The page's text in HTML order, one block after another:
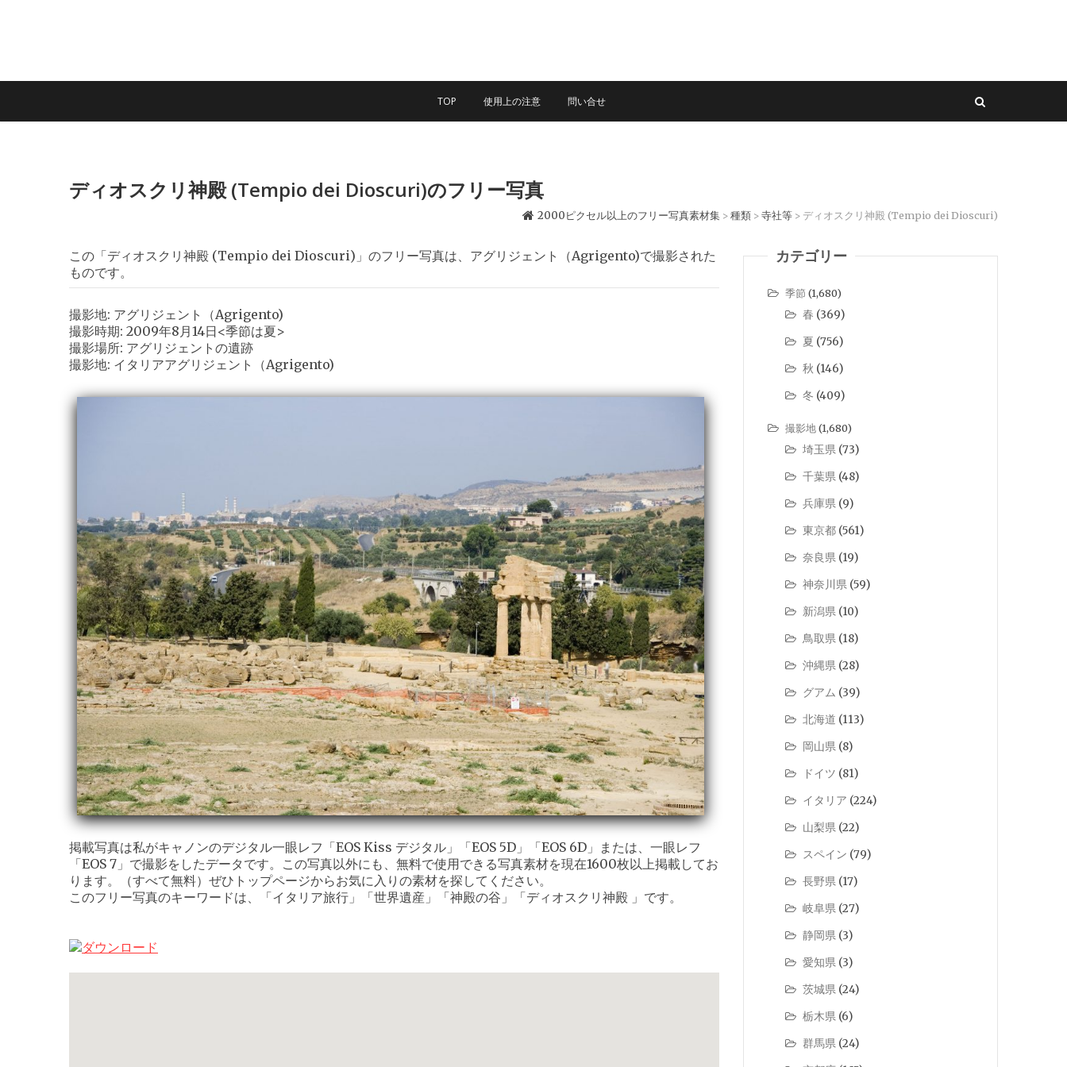
TOP 使用上の注意 問い合せ
ディオスクリ神殿 (Tempio dei Dioscuri)のフリー写真
2000ピクセル以上のフリー写真素材集 > 種類 > 寺社等 > ディオスクリ神殿 (Tempio dei Dioscuri)
この「ディオスクリ神殿 (Tempio dei Dioscuri)」のフリー写真は、アグリジェント（Agrigento)で撮影された
ものです。
撮影地: アグリジェント（Agrigento)
撮影時期: 2009年8月14日<季節は夏>
撮影場所: アグリジェントの遺跡
撮影地: イタリアアグリジェント（Agrigento)
掲載写真は私がキャノンのデジタル一眼レフ「EOS Kiss デジタル」「EOS 5D」「EOS 6D」または、一眼レフ
「EOS 7」で撮影をしたデータです。この写真以外にも、無料で使用できる写真素材を現在1600枚以上掲載してお
ります。（すべて無料）ぜひトップページからお気に入りの素材を探してください。
このフリー写真のキーワードは、「イタリア旅行」「世界遺産」「神殿の谷」「ディオスクリ神殿 」です。
カテゴリー
季節 (1,680)
春 (369)
夏 (756)
秋 (146)
冬 (409)
撮影地(1,680)
埼玉県 (73)
千葉県 (48)
兵庫県 (9)
東京都 (561)
奈良県 (19)
神奈川県 (59)
新潟県 (10)
鳥取県 (18)
沖縄県 (28)
グアム (39)
北海道 (113)
岡山県 (8)
ドイツ (81)
イタリア (224)
山梨県 (22)
スペイン (79)
長野県 (17)
岐阜県 (27)
静岡県 (3)
愛知県 (3)
茨城県 (24)
栃木県 (6)
群馬県 (24)